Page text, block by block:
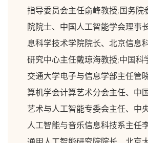
指导委员会主任俞峰教授;国务院
院院士、中国人工智能学会理事
息科学技术学院院长、北京信息
研究中心主任戴琼海教授;中国科
交通大学电子与信息学部主任管
算机学会计算艺术分会主任、中
艺术与人工智能专委会主任、中
人工智能与音乐信息科技系主任